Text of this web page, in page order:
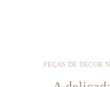
PEÇAS DE DÉCOR